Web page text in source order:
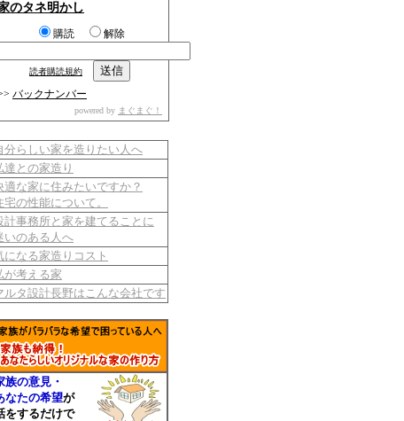
のタネ明かし
購読 解除
読者購読規約
バックナンバー
powered by まぐまぐ！
分らしい家を造りたい人へ
達との家造り
適な家に住みたいですか？
宅の性能について。
計事務所と家を建てることに
いのある人へ
になる家造りコスト
が考える家
ルタ設計長野はこんな会社です
族の意見・
なたの希望が
をするだけで